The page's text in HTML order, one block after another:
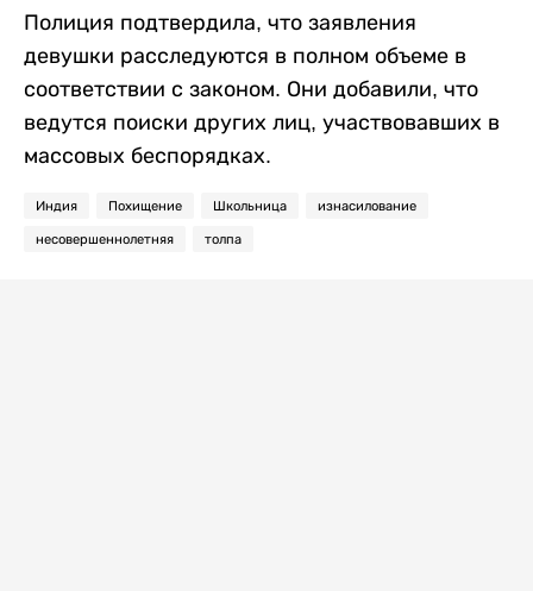
Полиция подтвердила, что заявления
девушки расследуются в полном объеме в
соответствии с законом. Они добавили, что
ведутся поиски других лиц, участвовавших в
массовых беспорядках.
Индия Похищение Школьница изнасилование
несовершеннолетняя толпа